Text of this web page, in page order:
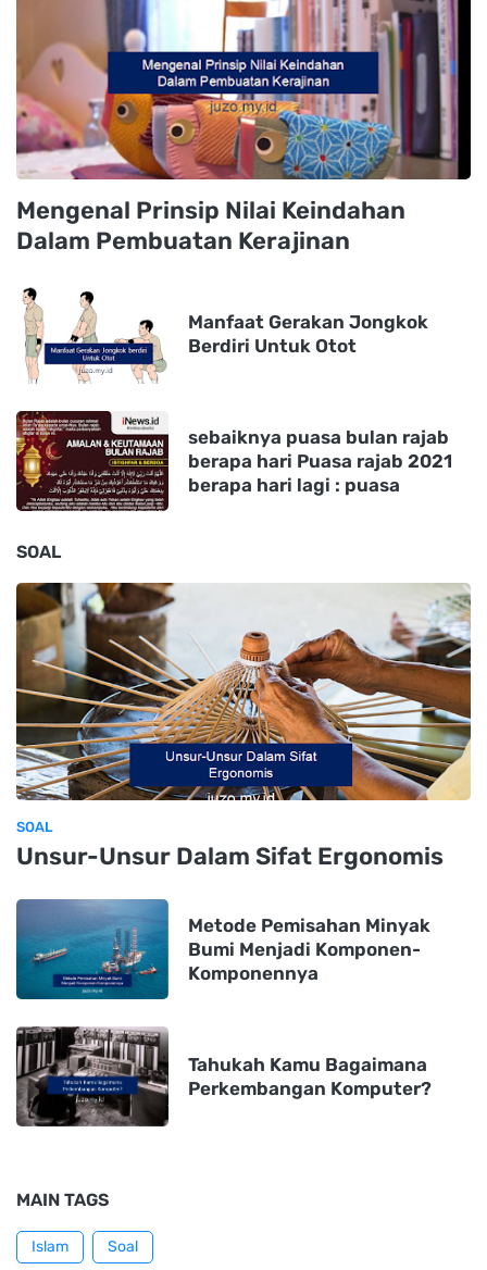
Mengenal Prinsip Nilai Keindahan
Dalam Pembuatan Kerajinan
Manfaat Gerakan Jongkok
Berdiri Untuk Otot
sebaiknya puasa bulan rajab
berapa hari Puasa rajab 2021
berapa hari lagi : puasa
SOAL
SOAL
Unsur-Unsur Dalam Sifat Ergonomis
Metode Pemisahan Minyak
Bumi Menjadi Komponen-
Komponennya
Tahukah Kamu Bagaimana
Perkembangan Komputer?
MAIN TAGS
Islam Soal